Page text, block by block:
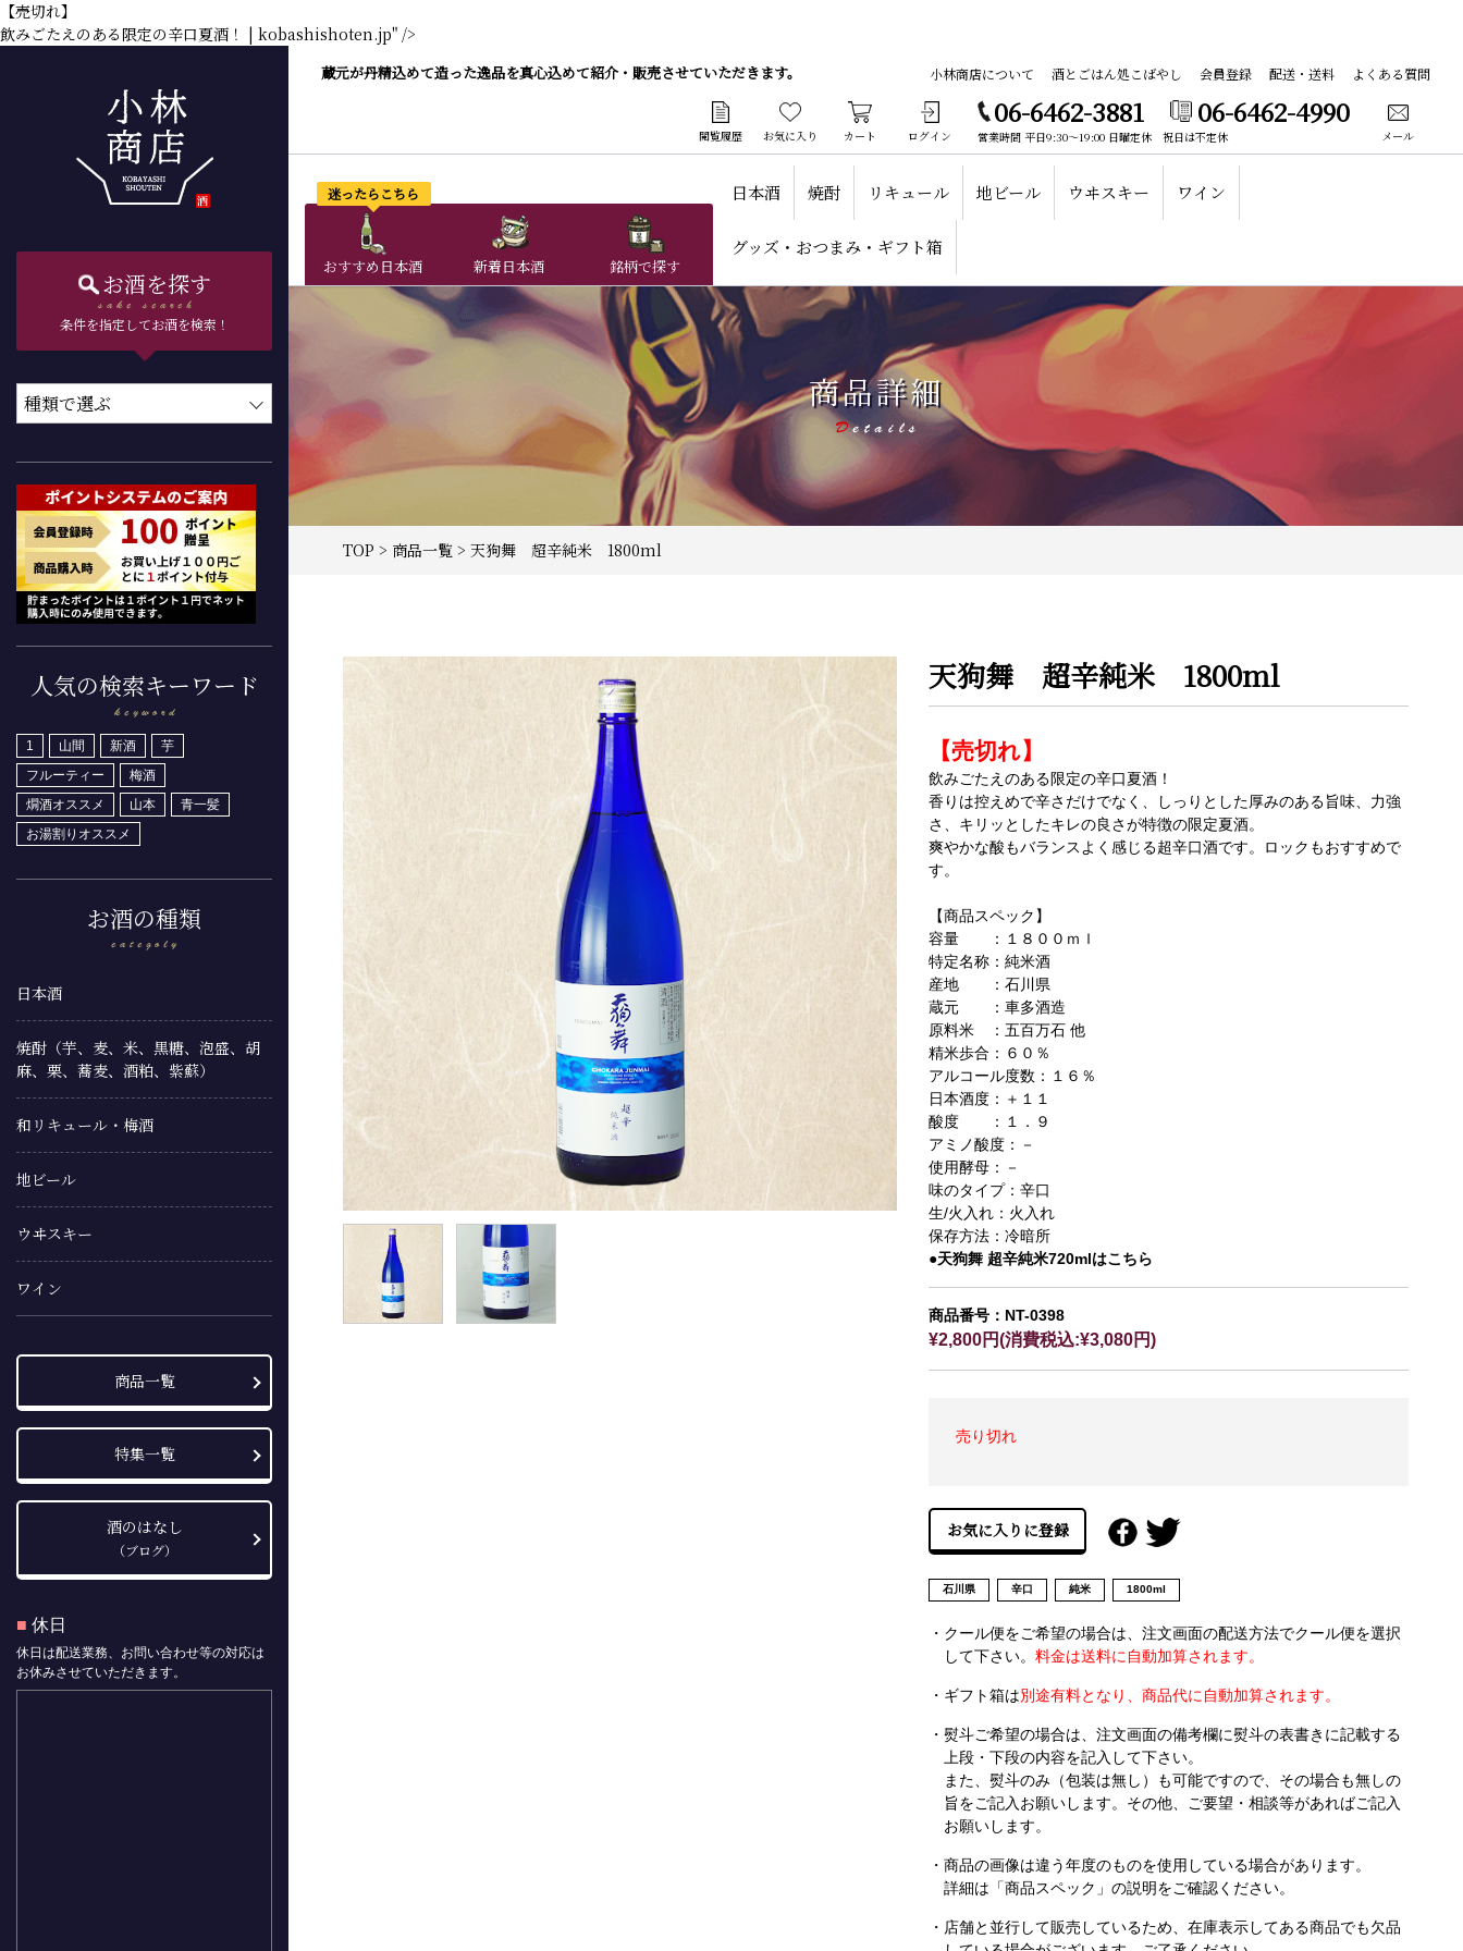
【売切れ】
飲みごたえのある限定の辛口夏酒！ | kobashishoten.jp" />
お酒を探す
条件を指定してお酒を検索！
人気の検索キーワード
1 山間 新酒
芋
フルーティー
梅酒
燗酒オススメ
山本
青一髪
お湯割りオススメ
お酒の種類
日本酒
焼酎（芋、麦、米、黒糖、泡盛、胡
麻、栗、蕎麦、酒粕、紫蘇）
和リキュール・梅酒
地ビール
ウヰスキー
ワイン
商品一覧
特集一覧
酒のはなし
（ブログ）
■ 休日
休日は配送業務、お問い合わせ等の対応は
お休みさせていただきます。
蔵元が丹精込めて造った逸品を真心込めて紹介・販売させていただきます。 小林商店について 酒とごはん処こばやし 会員登録 配送・送料 よくある質問
閲覧履歴 お気に入り カート ログイン
06-6462-3881
営業時間 平日9:30～19:00 日曜定休 祝日は不定休
06-6462-4990
メール
おすすめ日本酒
迷ったらこちら
新着日本酒 銘柄で探す
日本酒 焼酎 リキュール 地ビール ウヰスキー ワイン
グッズ・おつまみ・ギフト箱
商品詳細
TOP > 商品一覧 > 天狗舞 超辛純米 1800ml
天狗舞 超辛純米 1800ml
【売切れ】
飲みごたえのある限定の辛口夏酒！
香りは控えめで辛さだけでなく、しっりとした厚みのある旨味、力強
さ、キリッとしたキレの良さが特徴の限定夏酒。
爽やかな酸もバランスよく感じる超辛口酒です。ロックもおすすめで
す。
【商品スペック】
容量 ：１８００ｍｌ
特定名称：純米酒
産地 ：石川県
蔵元 ：車多酒造
原料米 ：五百万石 他
精米歩合：６０％
アルコール度数：１６％
日本酒度：＋１１
酸度 ：１．９
アミノ酸度：－
使用酵母：－
味のタイプ：辛口
生/火入れ：火入れ
保存方法：冷暗所
●天狗舞 超辛純米720mlはこちら
商品番号：NT-0398
¥2,800円(消費税込:¥3,080円)
売り切れ
石川県 辛口 純米 1800ml
・クール便をご希望の場合は、注文画面の配送方法でクール便を選択
して下さい。料金は送料に自動加算されます。
・ギフト箱は別途有料となり、商品代に自動加算されます。
・熨斗ご希望の場合は、注文画面の備考欄に熨斗の表書きに記載する
上段・下段の内容を記入して下さい。
また、熨斗のみ（包装は無し）も可能ですので、その場合も無しの
旨をご記入お願いします。その他、ご要望・相談等があればご記入
お願いします。
・商品の画像は違う年度のものを使用している場合があります。
詳細は「商品スペック」の説明をご確認ください。
・店舗と並行して販売しているため、在庫表示してある商品でも欠品